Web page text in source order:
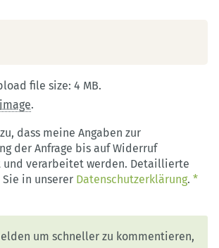
dass meine Angaben zur
der Anfrage bis auf Widerruf
und verarbeitet werden. Detaillierte
in unserer Datenschutzerklärung. *
file size: 4 MB.
image.
um schneller zu kommentieren,